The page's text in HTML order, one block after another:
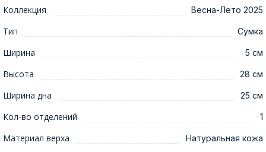
Коллекция Весна-Лето 2025
Тип Сумка
Ширина 5 см
Высота 28 см
Ширина дна 25 см
Кол-во отделений 1
Материал верха Натуральная кожа